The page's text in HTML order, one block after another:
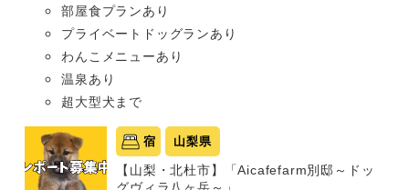
部屋食プランあり
プライベートドッグランあり
わんこメニューあり
温泉あり
超大型犬まで
宿 山梨県
【山梨・北杜市】「Aicafefarm別邸～ドッ